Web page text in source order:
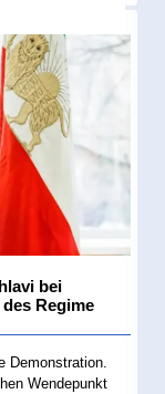
bei
Regime
Demonstration.
Wendepunkt